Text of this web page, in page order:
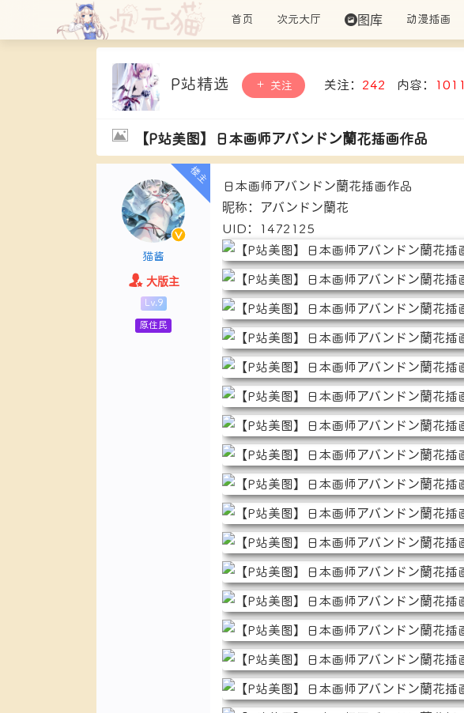
首页 次元大厅 图库 动漫插画
P站精选 关注 关注： 242 内容： 1011
【P站美图】日本画师アバンドン蘭花插画作品
猫酱
大版主
Lv.9
原住民
日本画师アバンドン蘭花插画作品
昵称：アバンドン蘭花
UID：1472125